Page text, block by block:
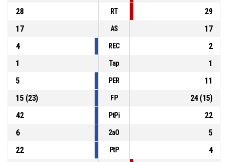
28
RT
29
17
AS
17
4
REC
2
1
Tap
1
5
PER
11
15(23) FP 24(15)
42
PtPi
22
6
2aO
5
22
PtP
4